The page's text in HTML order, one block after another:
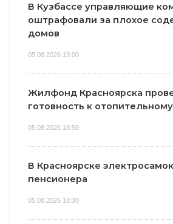
В Кузбассе управляющие
оштрафовали за плохое
домов
05.08.2026 19:00
Жилфонд Красноярска
готовность к
05.08.2026 18:50
В Красноярске
пенсионера
05.08.2026 18:30